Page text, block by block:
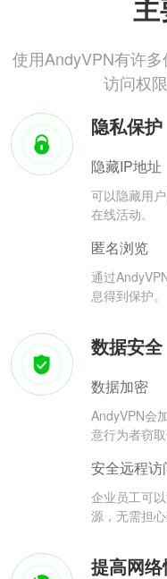
使用AndyVPN有许多
访问权
隐私保护
隐藏IP地址
可以隐藏用
在线活动。
匿名浏览
通过
息得到保护。
数据安全
数据加密
AndyVPN会
意行为者窃取
安全远程访
企业员工可
源，无需担心
提高网